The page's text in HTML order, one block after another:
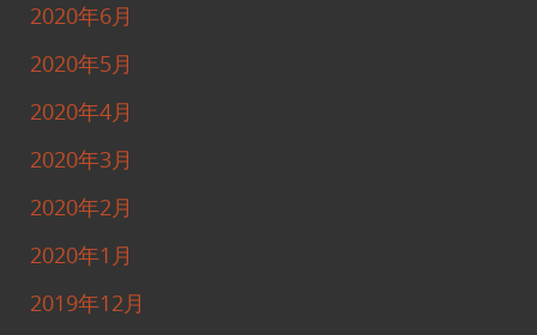
2020年6月
2020年5月
2020年4月
2020年3月
2020年2月
2020年1月
2019年12月